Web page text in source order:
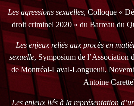
Les agressions sexuelles, Colloque «
droit criminel 2020 » du Barreau du
Les enjeux reliés aux procès en
sexuelle, Symposium de l’Association
de Montréal-Laval-Longueuil,
Antoine
Les enjeux liés à la représentation